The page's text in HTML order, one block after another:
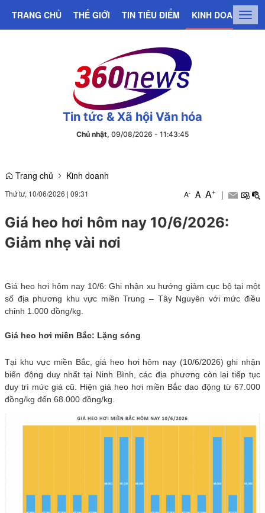
TRANG CHỦ THẾ GIỚI TIN TIÊU ĐIỂM KINH DOANH
Tin tức & Xã hội Văn hóa
Chủ nhật, 09/08/2026 - 11:43:46
Trang chủ Kinh doanh
Thứ tư, 10/06/2026 | 09:31 A- A A+ |
Giá heo hơi hôm nay 10/6/2026:
Giảm nhẹ vài nơi
Giá heo hơi hôm nay 10/6: Ghi nhận xu hướng giảm cục bộ tại một
số địa phương khu vực miền Trung – Tây Nguyên với mức điều
chỉnh 1.000 đồng/kg.
Giá heo hơi miền Bắc: Lặng sóng
Tại khu vực miền Bắc, giá heo hơi hôm nay (10/6/2026) ghi nhận
biến động duy nhất tại Ninh Bình, các địa phương còn lại tiếp tục
duy trì mức giá cũ. Hiện giá heo hơi miền Bắc dao động từ 67.000
đồng/kg đến 68.000 đồng/kg.